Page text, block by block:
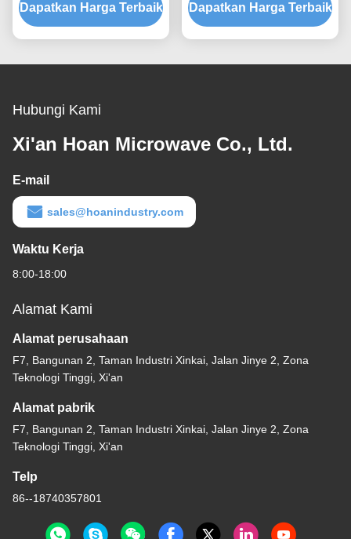
Shock Absorber Mount
untuk Perlengkapan Luar
Dapatkan Harga Terbaik
Peredam Kejut untuk
Penguliran Presisi
Dapatkan Harga Terbaik
Hubungi Kami
Xi'an Hoan Microwave Co., Ltd.
E-mail
sales@hoanindustry.com
Waktu Kerja
8:00-18:00
Alamat Kami
Alamat perusahaan
F7, Bangunan 2, Taman Industri Xinkai, Jalan Jinye 2, Zona
Teknologi Tinggi, Xi'an
Alamat pabrik
F7, Bangunan 2, Taman Industri Xinkai, Jalan Jinye 2, Zona
Teknologi Tinggi, Xi'an
Telp
86--18740357801